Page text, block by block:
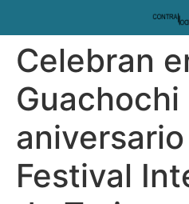
Celebran
Festival